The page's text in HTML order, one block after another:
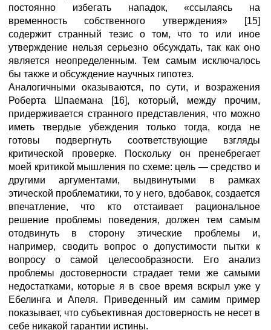
постоянно избегать нападок, «ссылаясь на
временность собственного утверждения» [15]
содержит странный тезис о том, что то или иное
утверждение нельзя серьезно обсуждать, так как оно
является неопределенным. Тем самым исключалось
бы также и обсуждение научных гипотез.
Аналогичными оказываются, по сути, и возражения
Роберта Шпаемана [16], который, между прочим,
придерживается странного представления, что можно
иметь твердые убеждения только тогда, когда не
готовы подвергнуть соответствующие взгляды
критической проверке. Поскольку он пренебрегает
моей критикой мышления по схеме: цель — средство и
другими аргументами, выдвинутыми в рамках
этической проблематики, то у него, вдобавок, создается
впечатление, что кто отстаивает рациональное
решение проблемы поведения, должен тем самым
отодвинуть в сторону этические проблемы и,
например, сводить вопрос о допустимости пытки к
вопросу о самой целесообразности. Его анализ
проблемы достоверности страдает теми же самыми
недостатками, которые я в свое время вскрыл уже у
Ебелинга и Апеля. Приведенный им самим пример
показывает, что субъективная достоверность не несет в
себе никакой гарантии истины.